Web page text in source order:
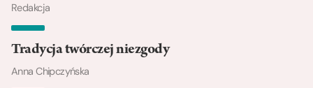
Redakcja
Tradycja twórczej niezgody
Anna Chipczyńska